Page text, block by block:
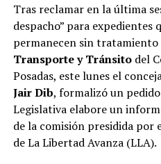
Tras reclamar en la última
despacho” para expedientes
permanecen sin tratamiento
Transporte y Tránsitodel
Posadas, este lunes el
Jair Dib, formalizó un
Legislativa elabore un
de la comisión presidida por
de La Libertad Avanza (LLA).